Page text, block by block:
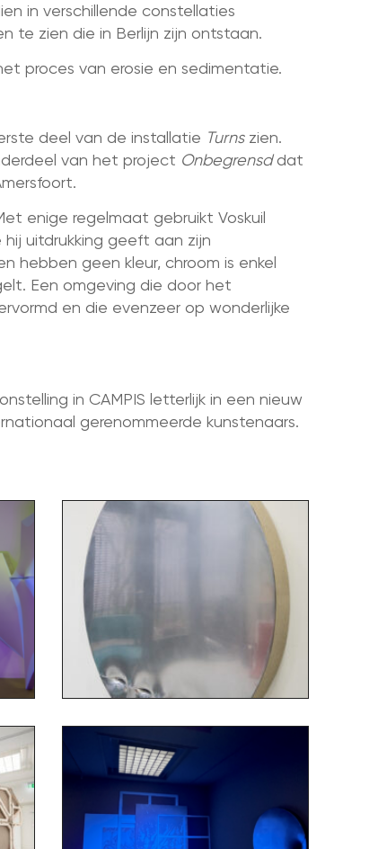
in verschillende constellaties
te zien die in Berlijn zijn ontstaan.
proces van erosie en sedimentatie.
deel van de installatie Turnszien.
van het project Onbegrensddat
enige regelmaat gebruikt Voskuil
hij uitdrukking geeft aan zijn
hebben geen kleur, chroom is enkel
Een omgeving die door het
en die evenzeer op wonderlijke
in CAMPIS letterlijk in een nieuw
gerenommeerde kunstenaars.